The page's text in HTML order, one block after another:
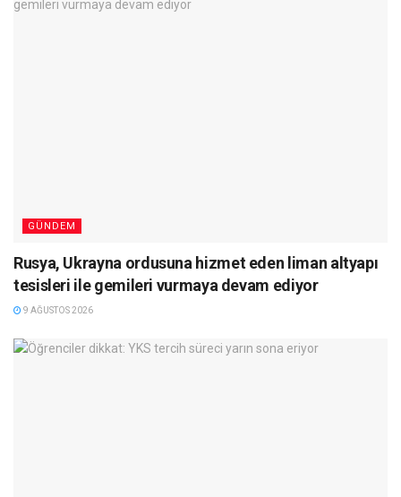
GÜNDEM
Rusya, Ukrayna ordusuna hizmet eden liman altyapı
tesisleri ile gemileri vurmaya devam ediyor
9 AĞUSTOS 2026